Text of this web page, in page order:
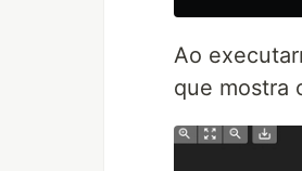
Ao
que mostra